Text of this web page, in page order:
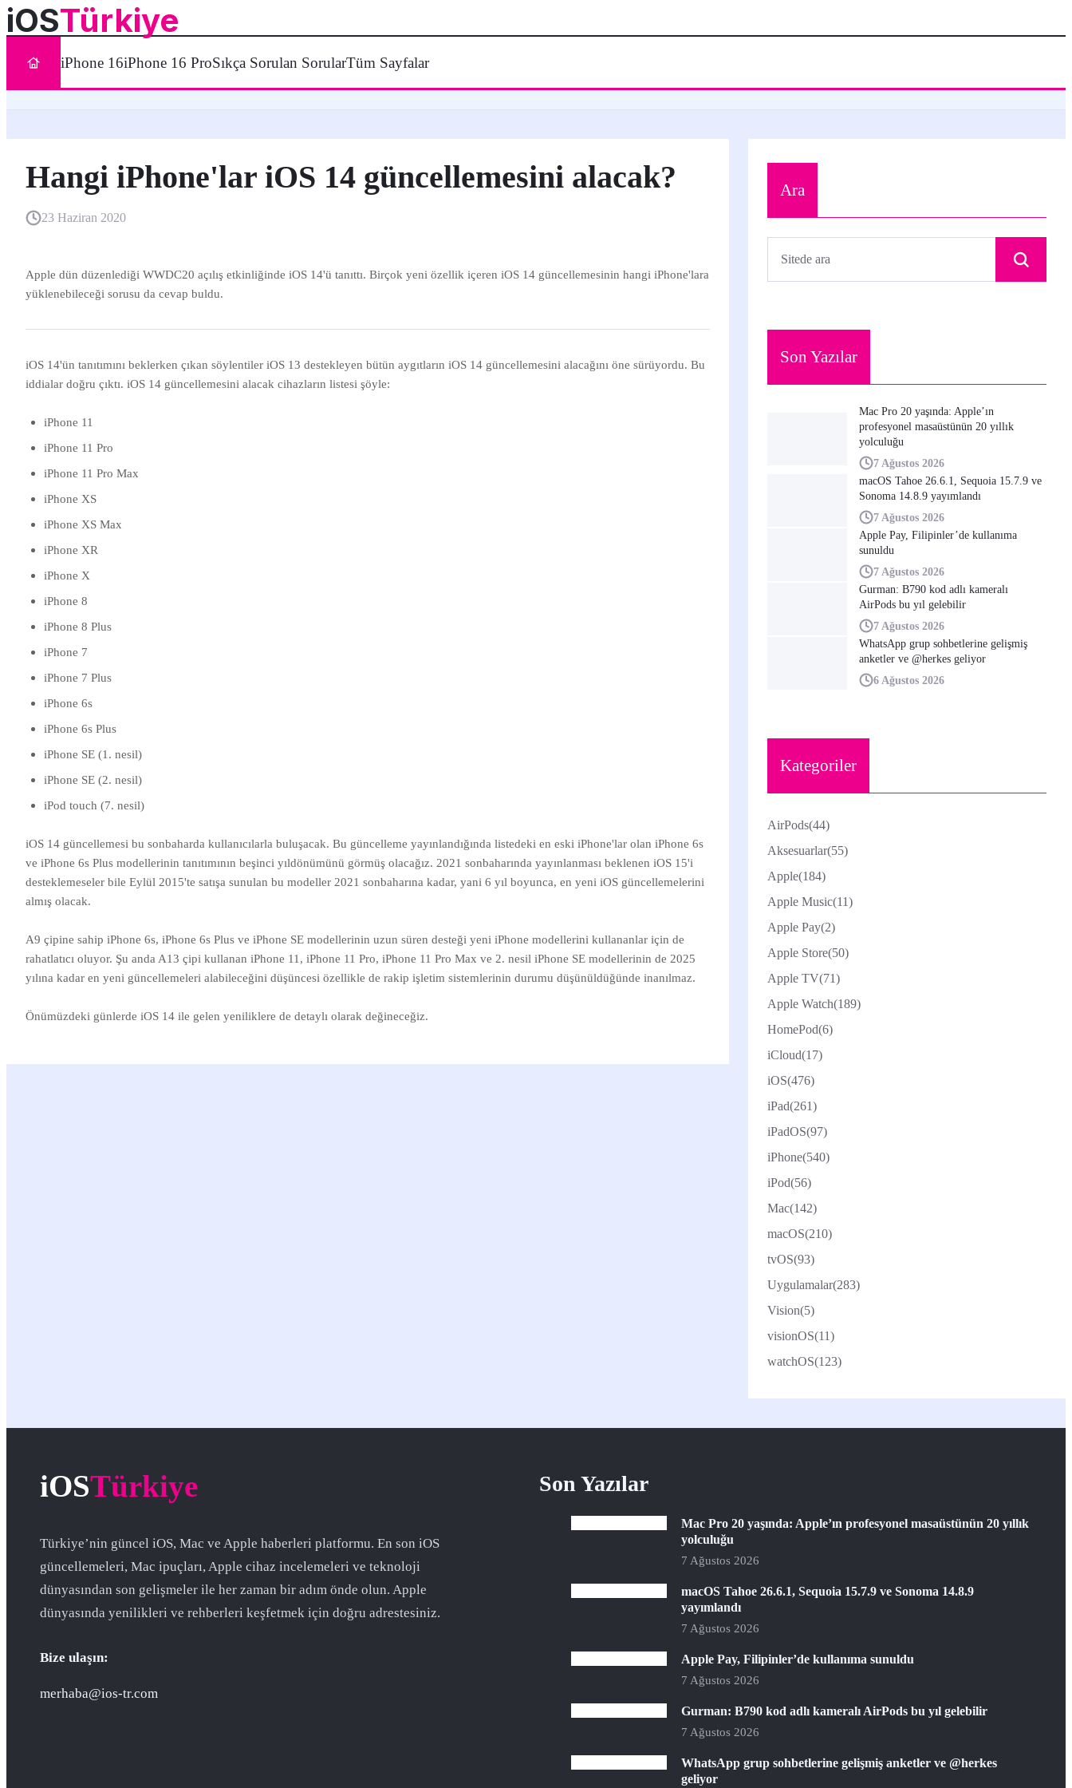
iOSTürkiye
iPhone 16iPhone 16 ProSıkça Sorulan SorularTüm Sayfalar
Hangi iPhone'lar iOS 14 güncellemesini alacak?
23 Haziran 2020
Apple dün düzenlediği WWDC20 açılış etkinliğinde iOS 14'ü tanıttı. Birçok yeni özellik içeren iOS 14 güncellemesinin hangi iPhone'lara
yüklenebileceği sorusu da cevap buldu.
iOS 14'ün tanıtımını beklerken çıkan söylentiler iOS 13 destekleyen bütün aygıtların iOS 14 güncellemesini alacağını öne sürüyordu. Bu
iddialar doğru çıktı. iOS 14 güncellemesini alacak cihazların listesi şöyle:
iPhone 11
iPhone 11 Pro
iPhone 11 Pro Max
iPhone XS
iPhone XS Max
iPhone XR
iPhone X
iPhone 8
iPhone 8 Plus
iPhone 7
iPhone 7 Plus
iPhone 6s
iPhone 6s Plus
iPhone SE (1. nesil)
iPhone SE (2. nesil)
iPod touch (7. nesil)
iOS 14 güncellemesi bu sonbaharda kullanıcılarla buluşacak. Bu güncelleme yayınlandığında listedeki en eski iPhone'lar olan iPhone 6s
ve iPhone 6s Plus modellerinin tanıtımının beşinci yıldönümünü görmüş olacağız. 2021 sonbaharında yayınlanması beklenen iOS 15'i
desteklemeseler bile Eylül 2015'te satışa sunulan bu modeller 2021 sonbaharına kadar, yani 6 yıl boyunca, en yeni iOS güncellemelerini
almış olacak.
A9 çipine sahip iPhone 6s, iPhone 6s Plus ve iPhone SE modellerinin uzun süren desteği yeni iPhone modellerini kullananlar için de
rahatlatıcı oluyor. Şu anda A13 çipi kullanan iPhone 11, iPhone 11 Pro, iPhone 11 Pro Max ve 2. nesil iPhone SE modellerinin de 2025
yılına kadar en yeni güncellemeleri alabileceğini düşüncesi özellikle de rakip işletim sistemlerinin durumu düşünüldüğünde inanılmaz.
Önümüzdeki günlerde iOS 14 ile gelen yeniliklere de detaylı olarak değineceğiz.
Ara
Son Yazılar
Mac Pro 20 yaşında: Apple’ın
profesyonel masaüstünün 20 yıllık
yolculuğu
7 Ağustos 2026
macOS Tahoe 26.6.1, Sequoia 15.7.9 ve
Sonoma 14.8.9 yayımlandı
7 Ağustos 2026
Apple Pay, Filipinler’de kullanıma
sunuldu
7 Ağustos 2026
Gurman: B790 kod adlı kameralı
AirPods bu yıl gelebilir
7 Ağustos 2026
WhatsApp grup sohbetlerine gelişmiş
anketler ve @herkes geliyor
6 Ağustos 2026
Kategoriler
AirPods(44)
Aksesuarlar(55)
Apple(184)
Apple Music(11)
Apple Pay(2)
Apple Store(50)
Apple TV(71)
Apple Watch(189)
HomePod(6)
iCloud(17)
iOS(476)
iPad(261)
iPadOS(97)
iPhone(540)
iPod(56)
Mac(142)
macOS(210)
tvOS(93)
Uygulamalar(283)
Vision(5)
visionOS(11)
watchOS(123)
iOSTürkiye
Türkiye’nin güncel iOS, Mac ve Apple haberleri platformu. En son iOS
güncellemeleri, Mac ipuçları, Apple cihaz incelemeleri ve teknoloji
dünyasından son gelişmeler ile her zaman bir adım önde olun. Apple
dünyasında yenilikleri ve rehberleri keşfetmek için doğru adrestesiniz.
Bize ulaşın:
merhaba@ios-tr.com
Son Yazılar
Mac Pro 20 yaşında: Apple’ın profesyonel masaüstünün 20 yıllık
yolculuğu
7 Ağustos 2026
macOS Tahoe 26.6.1, Sequoia 15.7.9 ve Sonoma 14.8.9
yayımlandı
7 Ağustos 2026
Apple Pay, Filipinler’de kullanıma sunuldu
7 Ağustos 2026
Gurman: B790 kod adlı kameralı AirPods bu yıl gelebilir
7 Ağustos 2026
WhatsApp grup sohbetlerine gelişmiş anketler ve @herkes
geliyor